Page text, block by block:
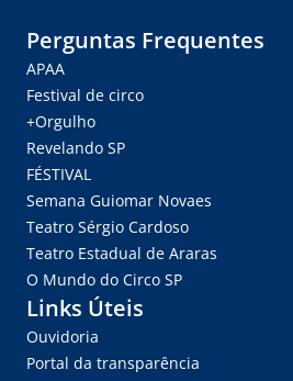
Perguntas Frequentes
APAA
Festival de circo
+Orgulho
Revelando SP
FÉSTIVAL
Semana Guiomar Novaes
Teatro Sérgio Cardoso
Teatro Estadual de Araras
O Mundo do Circo SP
Links Úteis
Ouvidoria
Portal da transparência